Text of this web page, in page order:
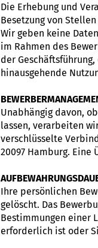
Die Erhebung und
Besetzung von
Wir geben keine
im Rahmen des
der
hinausgehende
Unabhängig davon,
lassen, verarbeiten
verschlüsselte
20097 Hamburg.
Ihre persönlichen
gelöscht. Das
Bestimmungen einer
erforderlich ist oder